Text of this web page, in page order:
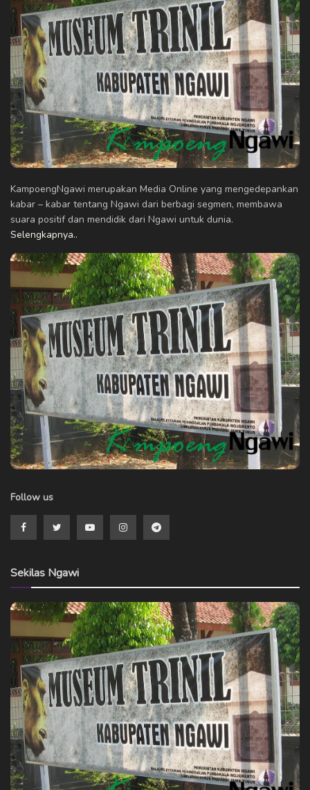
KampoengNgawi merupakan Media Online yang mengedepankan
kabar – kabar tentang Ngawi dari berbagi segmen, membawa
suara positif dan mendidik dari Ngawi untuk dunia.
Selengkapnya..
Follow us
Sekilas Ngawi